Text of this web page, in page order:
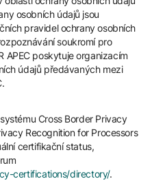
osobních údajů jsou
pravidel ochrany osobních
soukromí pro
APEC poskytuje organizacím
údajů předávaných mezi
Cross Border Privacy
Recognition for Processors
certifikační status,
certifications/directory/.